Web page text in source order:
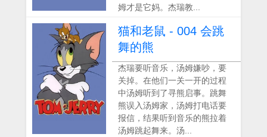
姆才是它妈。杰瑞教...
猫和老鼠 - 004 会跳
舞的熊
杰瑞要听音乐，汤姆嫌吵，要
关掉。在他们一关一开的过程
中汤姆听到了寻熊启事。跳舞
熊误入汤姆家，汤姆打电话要
报信，结果听到音乐的熊拉着
汤姆跳起舞来。汤...